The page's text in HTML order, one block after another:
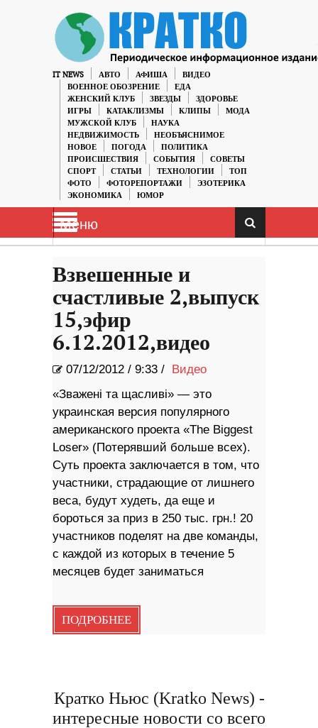
IT NEWS АВТО АФИША
ВИДЕО
ВОЕННОЕ ОБОЗРЕНИЕ
ЕДА
ЖЕНСКИЙ КЛУБ
ЗВЕЗДЫ
ЗДОРОВЬЕ
ИГРЫ
КАТАКЛИЗМЫ КЛИПЫ
МОДА
МУЖСКОЙ КЛУБ
НАУКА
НЕДВИЖИМОСТЬ
НЕОБЪЯСНИМОЕ
НОВОЕ
ПОГОДА
ПОЛИТИКА
ПРОИСШЕСТВИЯ
СОБЫТИЯ
СОВЕТЫ
СПОРТ
СТАТЬИ ТЕХНОЛОГИИ
ТОП
ФОТО
ФОТОРЕПОРТАЖИ
ЭЗОТЕРИКА
ЭКОНОМИКА
ЮМОР
Меню
Взвешенные и
счастливые 2,выпуск
15,эфир
6.12.2012,видео
07/12/2012 / 9:33 / Видео
«Зважені та щасливі» — это
украинская версия популярного
американского проекта «The Biggest
Loser» (Потерявший больше всех).
Суть проекта заключается в том, что
участники, страдающие от лишнего
веса, будут худеть, да еще и
бороться за приз в 250 тыс. грн.! 20
участников поделят на две команды,
с каждой из которых в течение 5
месяцев будет заниматься
ПОДРОБНЕЕ
Кратко Ньюс (Kratko News) -
интересные новости со всего